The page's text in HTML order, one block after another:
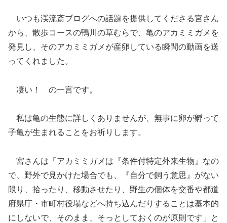
いつも渓流斎ブログへの話題を提供してくださる宮さん
から、散歩コースの鴨川の草むらで、亀のアカミミガメを
発見し、そのアカミミガメが産卵している瞬間の動画を送
ってくれました。
凄い！ の一言です。
私は亀の生態に詳しくありませんが、無事に卵が孵って
子亀が生まれることをお祈りします。
宮さんは「アカミミガメは『条件付特定外来生物』なの
で、野外で見かけた場合でも、『自分で飼う意思』がない
限り、拾ったり、移動させたり、野生の個体を交番や都道
府県庁・市町村役場などへ持ち込んだりすることは基本的
にしないで、そのまま、そっとしておくのが原則です」と